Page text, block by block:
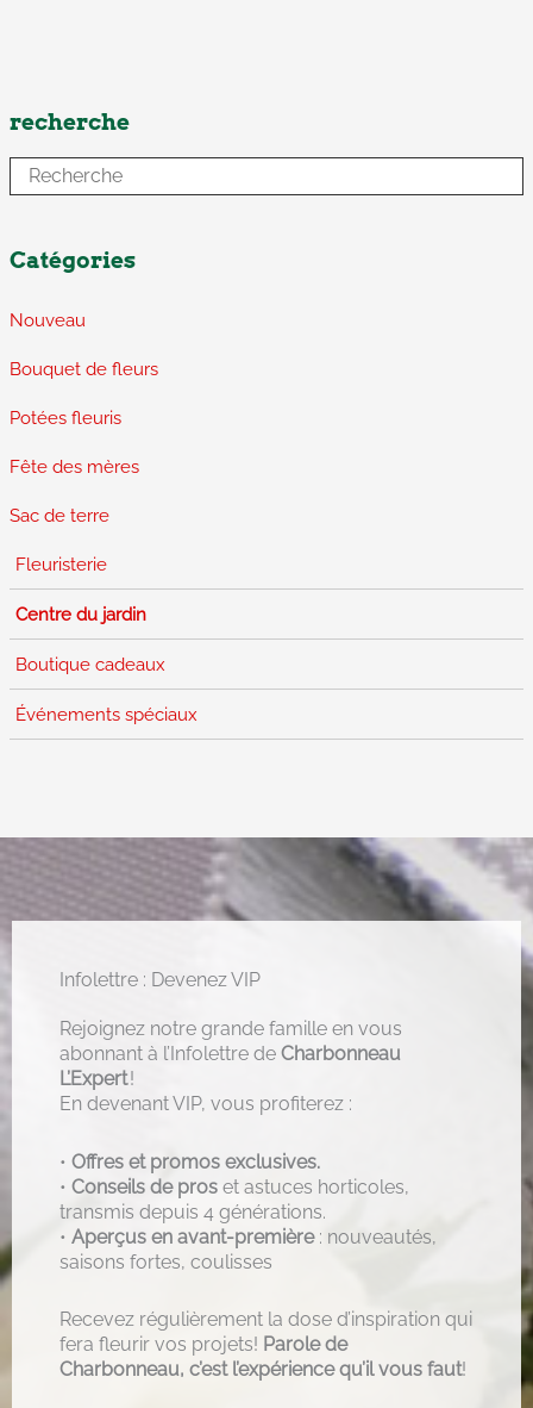
recherche
Catégories
Nouveau
Bouquet de fleurs
Potées fleuris
Fête des mères
Sac de terre
Fleuristerie
Centre du jardin
Boutique cadeaux
Événements spéciaux
Infolettre : Devenez VIP
Rejoignez notre grande famille en vous
abonnant à l’Infolettre de Charbonneau
L’Expert!
En devenant VIP, vous profiterez :
• Offres et promos exclusives.
• Conseils de pros et astuces horticoles,
transmis depuis 4 générations.
• Aperçus en avant-première: nouveautés,
saisons fortes, coulisses
Recevez régulièrement la dose d’inspiration qui
fera fleurir vos projets! Parole de
Charbonneau, c’est l’expérience qu’il vous faut!